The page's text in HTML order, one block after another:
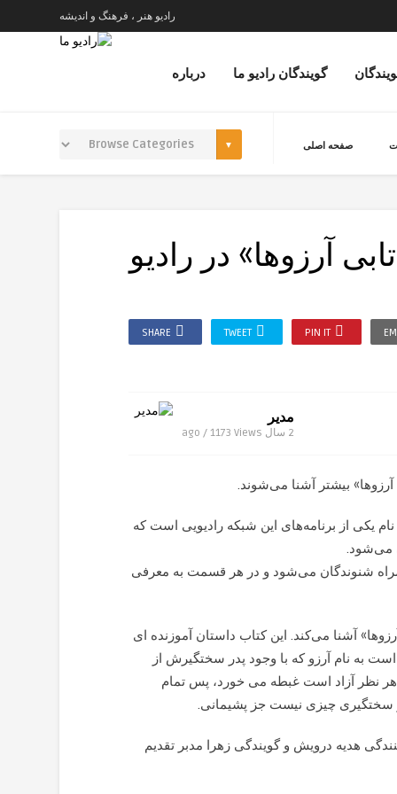
رادیو هنر ، فرهنگ و اندیشه
درباره گویندگان رادیو ما
صفحه اصلی
آرزوها» در رادیو
SHARE TWEET PIN IT
مدیر
2 سال ago / 1173 Views
آرزوها» بیشتر آشنا می‌شوند.
یکی از برنامه‌های این شبکه رادیویی است که
می‌شود.
همراه شنوندگان می‌شود و در هر قسمت به معرفی
«بی تابی آرزوها» آشنا می‌کند. این کتاب داستان آموزنده ای
به نام آرزو که با وجود پدر سختگیرش از
نظر آزاد است غبطه می خورد، پس تمام
و سختگیری چیزی نیست جز پشیمانی.
دوشنبه، چهارشنبه و جمعه‌ها ساعت ۲۳ به تهیه کنندگی هدیه درویش و گویندگی زهرا مدبر تقدیم